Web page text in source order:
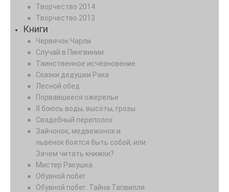
Творчество 2014
Творчество 2013
Книги
Червячок Чарли
Случай в Пингвинии
Таинственное исчезновение
Сказки дедушки Рака
Лесной обед
Порвавшееся ожерелье
Я боюсь воды, высоты, грозы
Свадебный переполох
Зайчонок, медвежонок и
львёнок боятся быть собой, или
Зачем читать книжки?
Мистер Ракушка
Обувной побег
Обувной побег. Тайна Тапвилля